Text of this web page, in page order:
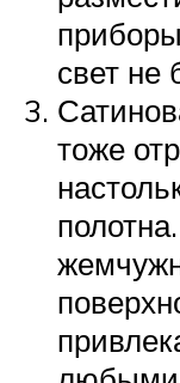
свет не
тоже